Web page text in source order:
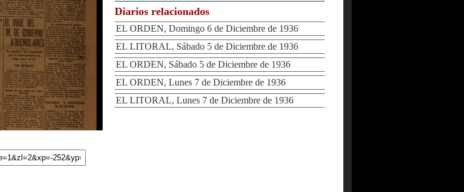
Diarios relacionados
EL ORDEN, Domingo 6 de Diciembre de 1936
EL LITORAL, Sábado 5 de Diciembre de 1936
EL ORDEN, Sábado 5 de Diciembre de 1936
EL ORDEN, Lunes 7 de Diciembre de 1936
EL LITORAL, Lunes 7 de Diciembre de 1936